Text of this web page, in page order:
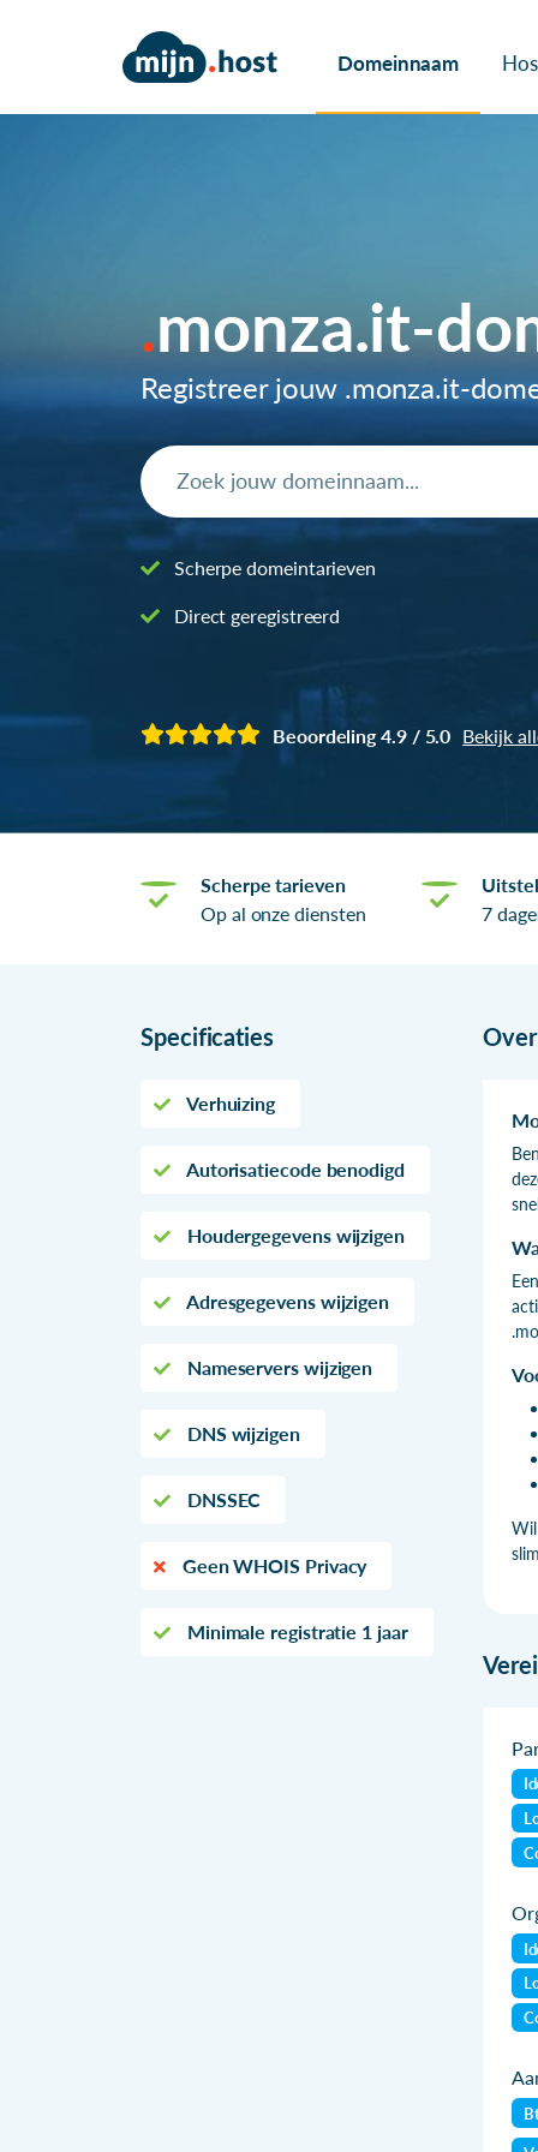
Domeinnaam
monza.it-
Registreer jouw .monza.it-
Scherpe domeintarieven
Direct geregistreerd
Beoordeling 4.9 / 5.0 Bekijk
Scherpe tarieven
Op al onze diensten
7
Specificaties
Verhuizing
Autorisatiecode benodigd
Houdergegevens wijzigen
Adresgegevens wijzigen
Nameservers wijzigen
DNS wijzigen
DNSSEC
Geen WHOIS Privacy
Minimale registratie 1 jaar
Over
Wil